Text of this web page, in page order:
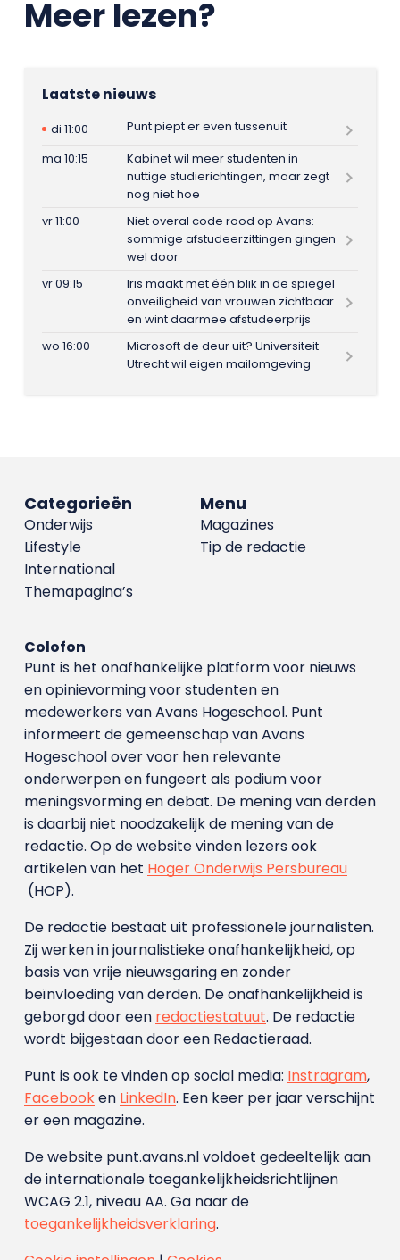
Meer lezen?
Laatste nieuws
di 11:00
Punt piept er even tussenuit
ma 10:15
Kabinet wil meer studenten in
nuttige studierichtingen, maar zegt
nog niet hoe
vr 11:00
Niet overal code rood op Avans:
sommige afstudeerzittingen gingen
wel door
vr 09:15
Iris maakt met één blik in de spiegel
onveiligheid van vrouwen zichtbaar
en wint daarmee afstudeerprijs
wo 16:00
Microsoft de deur uit? Universiteit
Utrecht wil eigen mailomgeving
Menu
Magazines
Tip de redactie
Categorieën
Onderwijs
Lifestyle
International
Themapagina’s
Colofon
Punt is het onafhankelijke platform voor nieuws
en opinievorming voor studenten en
medewerkers van Avans Hoge­school. Punt
informeert de gemeenschap van Avans
Hogeschool over voor hen relevante
onderwerpen en fungeert als podium voor
meningsvorming en debat. De mening van derden
is daarbij niet noodzakelijk de mening van de
redactie. Op de website vinden lezers ook
artikelen van het Hoger Onderwijs Persbureau
(HOP).
De redactie bestaat uit professionele journalisten.
Zij werken in journalistieke onafhankelijkheid, op
basis van vrije nieuwsgaring en zonder
beïnvloeding van derden. De onafhankelijkheid is
geborgd door een redactiestatuut. De redactie
wordt bijgestaan door een Redactieraad.
Punt is ook te vinden op social media: Instragram,
Facebooken LinkedIn. Een keer per jaar verschijnt
er een magazine.
De website punt.avans.nl voldoet gedeeltelijk aan
de internationale toegankelijkheidsrichtlijnen
WCAG 2.1, niveau AA. Ga naar de
toegankelijkheidsverklaring.